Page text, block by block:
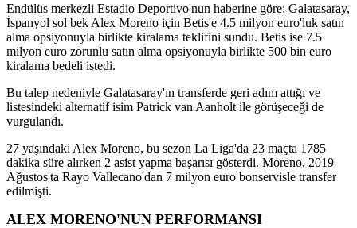
Endülüs merkezli Estadio Deportivo'nun haberine göre; Galatasaray,
İspanyol sol bek Alex Moreno için Betis'e 4.5 milyon euro'luk satın
alma opsiyonuyla birlikte kiralama teklifini sundu. Betis ise 7.5
milyon euro zorunlu satın alma opsiyonuyla birlikte 500 bin euro
kiralama bedeli istedi.
Bu talep nedeniyle Galatasaray'ın transferde geri adım attığı ve
listesindeki alternatif isim Patrick van Aanholt ile görüşeceği de
vurgulandı.
27 yaşındaki Alex Moreno, bu sezon La Liga'da 23 maçta 1785
dakika süre alırken 2 asist yapma başarısı gösterdi. Moreno, 2019
Ağustos'ta Rayo Vallecano'dan 7 milyon euro bonservisle transfer
edilmişti.
ALEX MORENO'NUN PERFORMANSI